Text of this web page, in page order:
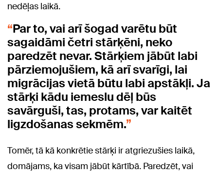
nedēļas laikā.
Par to, vai arī šogad varētu būt
sagaidāmi četri stārķēni, neko
paredzēt nevar. Stārķiem jābūt labi
pārziemojušiem, kā arī svarīgi, lai
migrācijas vietā būtu labi apstākļi. Ja
stārķi kādu iemeslu dēļ būs
savārguši, tas, protams, var kaitēt
ligzdošanas sekmēm.
Tomēr, tā kā konkrētie stārķi ir atgriezušies laikā,
domājams, ka visam jābūt kārtībā. Paredzēt, vai